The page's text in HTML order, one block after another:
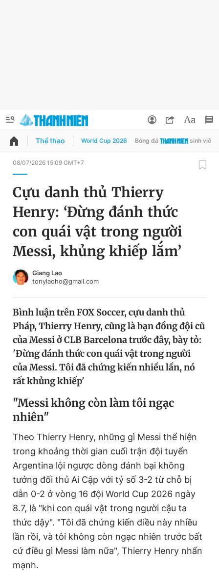
QUẢNG CÁO ĐẶT BÁO
Chuyên mục
Chuyên mục khác
Chào ngày mới Tin 24h
Tin thị trường
Video Magazine
Sản phẩm khác
Tiện ích Bạn cần biết
Thông tin tòa soạn Liên hệ quảng cáo
Đọc Thanh Niên trên điện thoại
Theo dõi báo trên
Hotline
0906 645 777
Đổi mật khẩu
Tin đã lưu
Tin đã xem
Thể thao World Cup 2026 Bóng đá sinh viên
08/07/2026 15:09 GMT+7
Cựu danh thủ Thierry
Henry: ‘Đừng đánh thức
con quái vật trong người
Messi, khủng khiếp lắm’
Giang Lao
tonylaoho@gmail.com
Bình luận trên FOX Soccer, cựu danh thủ
Pháp, Thierry Henry, cũng là bạn đồng đội cũ
của Messi ở CLB Barcelona trước đây, bày tỏ:
'Đừng đánh thức con quái vật trong người
của Messi. Tôi đã chứng kiến nhiều lần, nó
rất khủng khiếp'
"Messi không còn làm tôi ngạc
nhiên"
Theo Thierry Henry, những gì Messi thể hiện
trong khoảng thời gian cuối trận đội tuyển
Argentina lội ngược dòng đánh bại không
tưởng đối thủ Ai Cập với tỷ số 3-2 từ chỗ bị
dẫn 0-2 ở vòng 16 đội World Cup 2026 ngày
8.7, là "khi con quái vật trong người cậu ta
thức dậy". "Tôi đã chứng kiến điều này nhiều
lần rồi, và tôi không còn ngạc nhiên trước bất
cứ điều gì Messi làm nữa", Thierry Henry nhấn
mạnh.